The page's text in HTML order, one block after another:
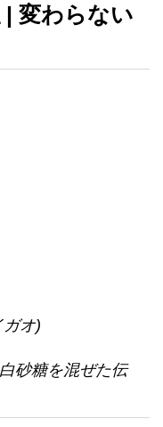
| 変わらない
ガオ)
砂糖を混ぜた伝